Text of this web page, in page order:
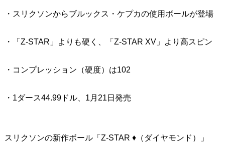
・スリクソンからブルックス・ケプカの使用ボールが登場
・「Z-STAR」よりも硬く、「Z-STAR XV」より高スピン
・コンプレッション（硬度）は102
・1ダース44.99ドル、1月21日発売
スリクソンの新作ボール「Z-STAR ♦︎（ダイヤモンド）」
PUTTERS パター
Our Team 私たちのチーム
Our Mission 私たちの使命